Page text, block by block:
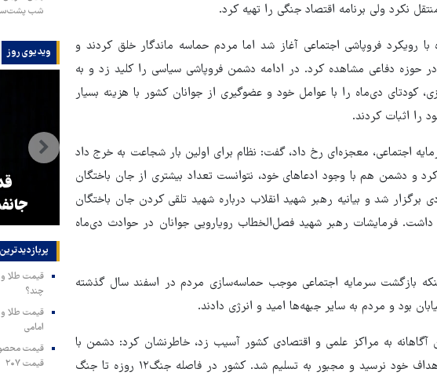
نکرد ولی برنامه اقتصاد جنگی را تهیه کرد.
اول رئیس‌جمهور افزود: جنگ۱۲ روزه با رویکرد فروپاشی اجتماعی آغاز شد اما مردم حماسه ماندگار خلق کردند و
حوزه دفاعی مشاهده کرد. در ادامه دشمن فروپاشی سیاسی را کلید زد و به
دی‌ماه را با عوامل خود و عضوگیری از جوانان کشور با هزینه بسیار
را اثبات کردند.
اجتماعی، معجزه‌ای رخ داد، گفت: نظام برای اولین بار شجاعت به خرج داد
و دشمن هم با وجود ادعاهای خود، نتوانست تعداد بیشتری از جان باختگان
برگزار شد و بیانیه رهبر شهید انقلاب درباره شهید تلقی کردن جان باختگان
فرمایشات رهبر شهید فصل‌الخطاب رویارویی جوانان در حوادث دی‌ماه
بازگشت سرمایه اجتماعی موجب حماسه‌سازی مردم در اسفند سال گذشته
بود و مردم به سایر جبهه‌ها امید و انرژی دادند.
به مراکز علمی و اقتصادی کشور آسیب زد، خاطرنشان کرد: دشمن با
حمله به زیرساخت‌های علمی و اقتصادی به اهداف خود نرسید و مجبور به تسلیم شد. کشور در فاصله جنگ۱۲ روزه تا جنگ
شب
ویدیوی روز
با شکست پروژه
در ایران
اولویت زیرساخت حرم رضوی،
ساخت پارکینگ است
چند؟
امامی
قیمت ۲۰۷